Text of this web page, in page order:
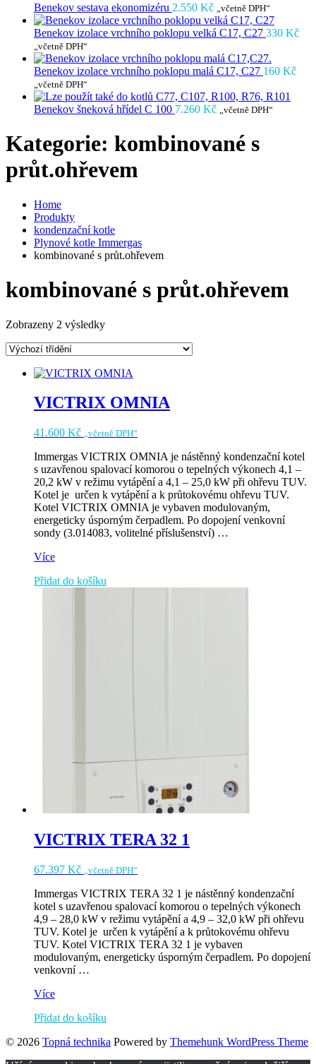
Benekov sestava ekonomizéru 2.550 Kč „včetně DPH“
Benekov izolace vrchního poklopu velká C17, C27 330 Kč
„včetně DPH“
Benekov izolace vrchního poklopu malá C17, C27 160 Kč
„včetně DPH“
Benekov šneková hřídel C 100 7.260 Kč „včetně DPH“
Kategorie: kombinované s
průt.ohřevem
Home
Produkty
kondenzační kotle
Plynové kotle Immergas
kombinované s průt.ohřevem
kombinované s průt.ohřevem
Zobrazeny 2 výsledky
VICTRIX OMNIA
41.600 Kč „včetně DPH“
Immergas VICTRIX OMNIA je nástěnný kondenzační kotel
s uzavřenou spalovací komorou o tepelných výkonech 4,1 –
20,2 kW v režimu vytápění a 4,1 – 25,0 kW při ohřevu TUV.
Kotel je určen k vytápění a k průtokovému ohřevu TUV.
Kotel VICTRIX OMNIA je vybaven modulovaným,
energeticky úsporným čerpadlem. Po dopojení venkovní
sondy (3.014083, volitelné příslušenství) …
VICTRIX
Více
Přidat do košíku
VICTRIX TERA 32 1
67.397 Kč „včetně DPH“
Immergas VICTRIX TERA 32 1 je nástěnný kondenzační
kotel s uzavřenou spalovací komorou o tepelných výkonech
4,9 – 28,0 kW v režimu vytápění a 4,9 – 32,0 kW při ohřevu
TUV. Kotel je určen k vytápění a k průtokovému ohřevu
TUV. Kotel VICTRIX TERA 32 1 je vybaven
modulovaným, energeticky úsporným čerpadlem. Po dopojení
venkovní …
VICTRIX
32
Více
Přidat do košíku
© 2026 Topná technika Powered by Themehunk WordPress Theme